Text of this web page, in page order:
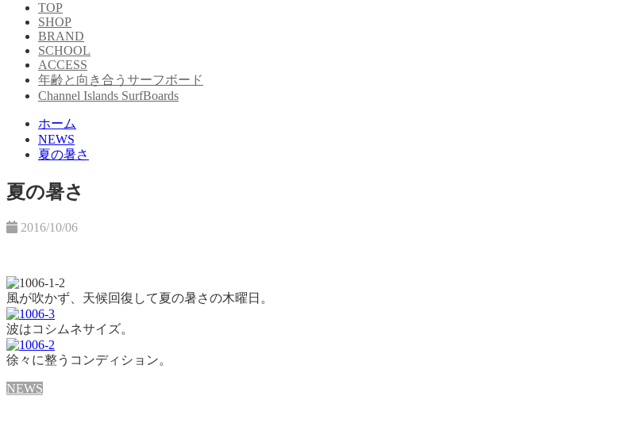
TOP
SHOP
BRAND
SCHOOL
ACCESS
年齢と向き合うサーフボード
Channel Islands SurfBoards
ホーム
NEWS
夏の暑さ
夏の暑さ
2016/10/06
風が吹かず、天候回復して夏の暑さの木曜日。
波はコシムネサイズ。
徐々に整うコンディション。
NEWS